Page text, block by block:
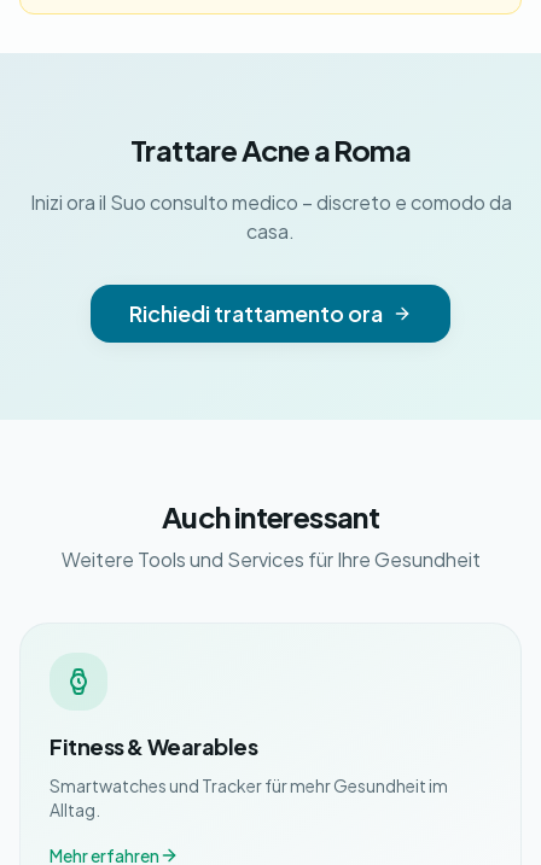
Trattare Acne a Roma
Inizi ora il Suo consulto medico – discreto e comodo da
casa.
Richiedi trattamento ora
Auch interessant
Weitere Tools und Services für Ihre Gesundheit
Fitness & Wearables
Smartwatches und Tracker für mehr Gesundheit im
Alltag.
Mehr erfahren